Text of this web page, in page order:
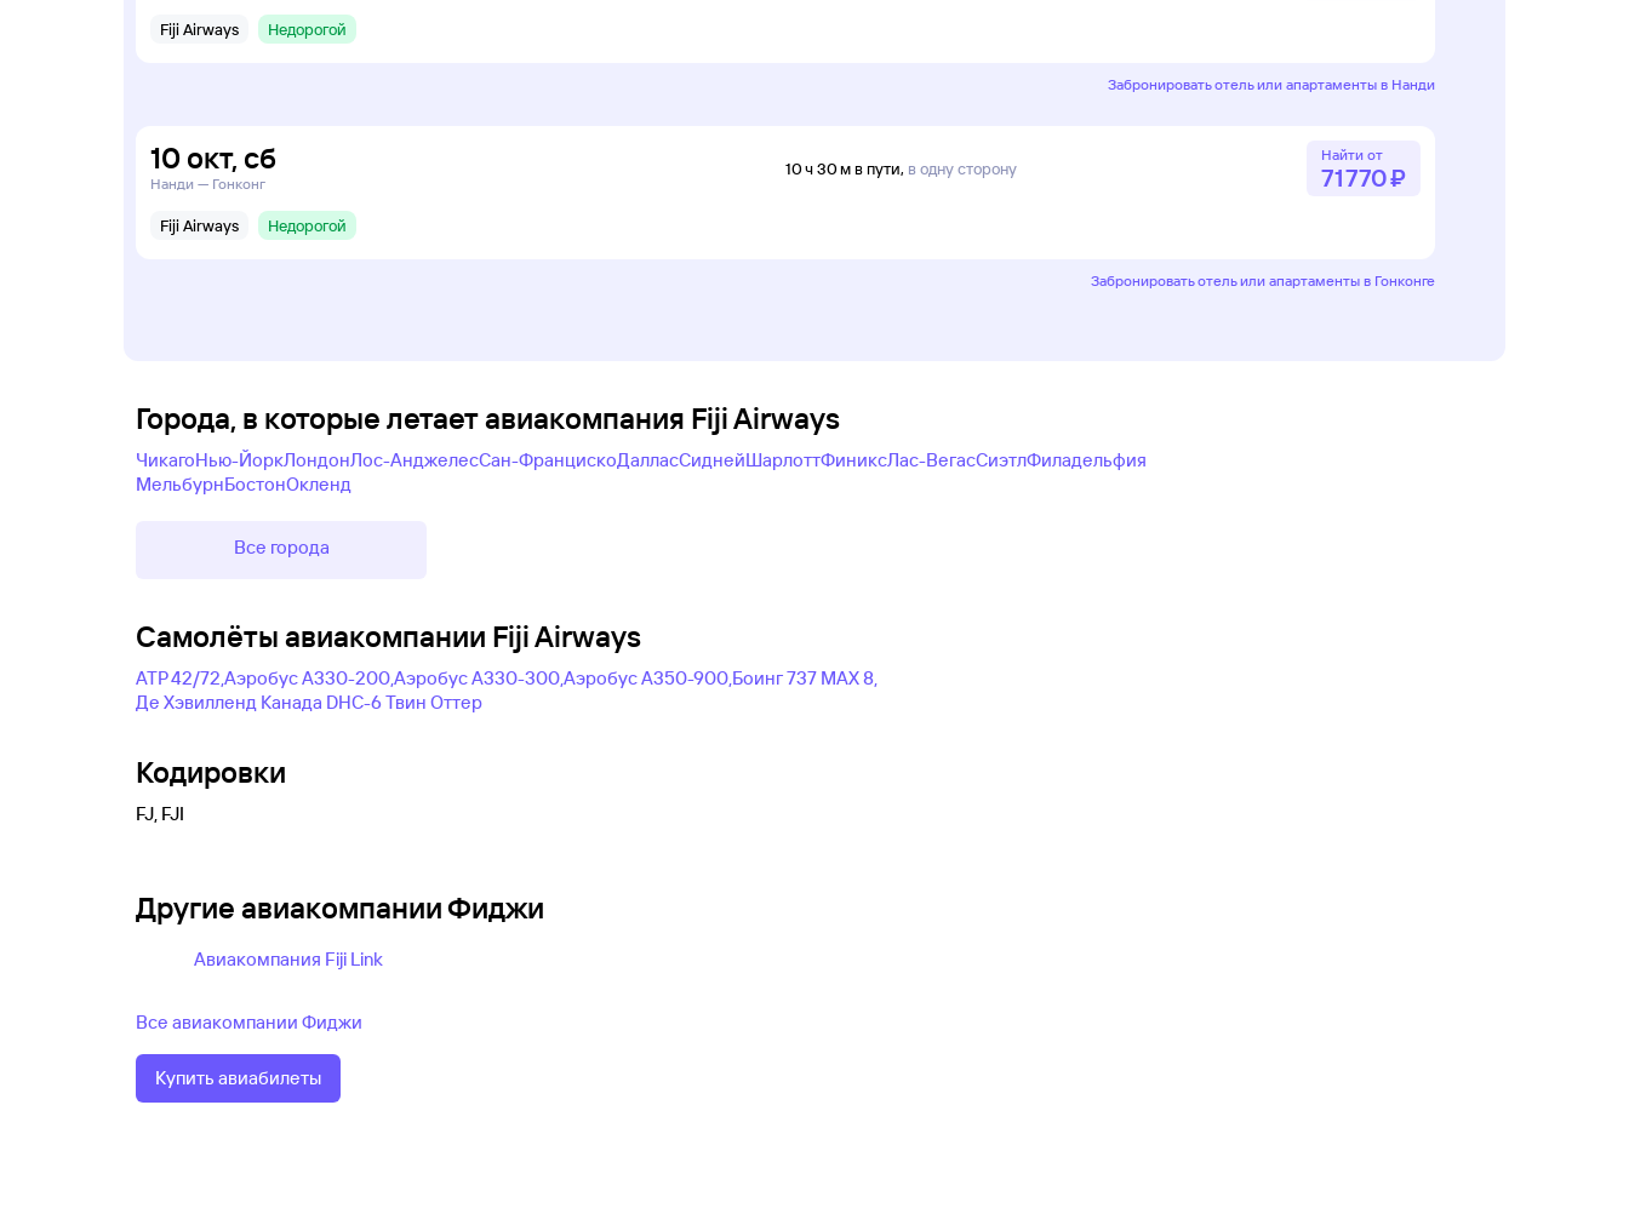
Fiji Airways Недорогой
Забронировать отель или апартаменты в Нанди
10 окт, сб
Нанди — Гонконг
10 ч 30 м в пути, в одну сторону
Fiji Airways Недорогой
Найти от
71 ⁠770 ⁠₽
Забронировать отель или апартаменты в Гонконге
Города, в которые летает авиакомпания Fiji Airways
ЧикагоНью-ЙоркЛондонЛос-АнджелесСан-ФранцискоДалласСиднейШарлоттФиниксЛас-ВегасСиэтлФиладельфия
МельбурнБостонОкленд
Все города
Самолëты авиакомпании Fiji Airways
АТР 42/72,Аэробус А330-200,Аэробус А330-300,Аэробус А350-900,Боинг 737 MAX 8,
Де Хэвилленд Канада DHC-6 Твин Оттер
Кодировки
FJ, FJI
Другие авиакомпании Фиджи
Авиакомпания Fiji Link
Все авиакомпании Фиджи
Купить авиабилеты